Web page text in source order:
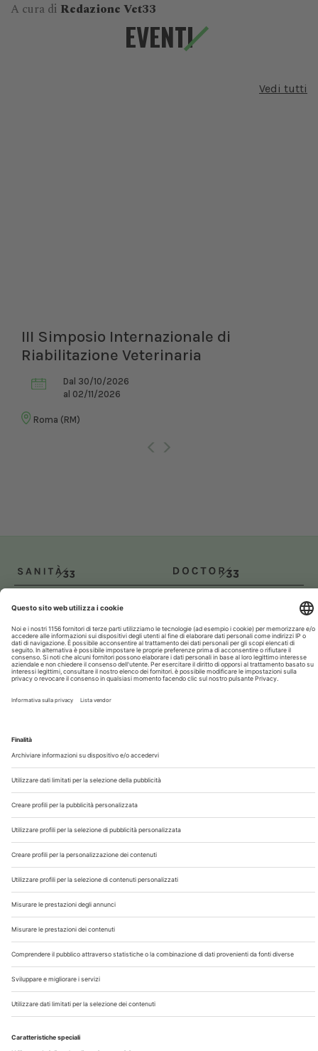
A cura di Redazione Vet33
EVENTI
Vedi tutti
III Simposio Internazionale di
Riabilitazione Veterinaria
Dal 30/10/2026
al 02/11/2026
Roma (RM)
Chi Siamo
Contatti
Note Legali
Privacy